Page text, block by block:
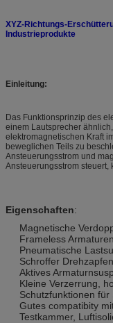
XYZ-Richtungs-
Industrieprodukte
Einleitung:
Das Funktionsprinzip des
einem Lautsprecher
elektromagnetischen Kraft
beweglichen Teils zu
Ansteuerungsstrom und
Ansteuerungsstrom
Eigenschaften:
Magnetische
Frameless
Pneumatische
Schroffer
Aktives
Kleine Verzerrung,
Schutzfunktionen
Gutes compatibity
Testkammer,